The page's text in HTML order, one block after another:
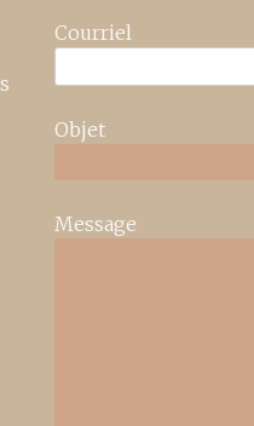
Courriel
Objet
Message